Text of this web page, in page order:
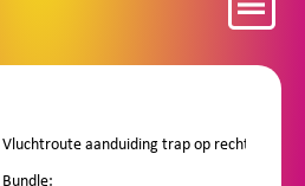
Bundle: